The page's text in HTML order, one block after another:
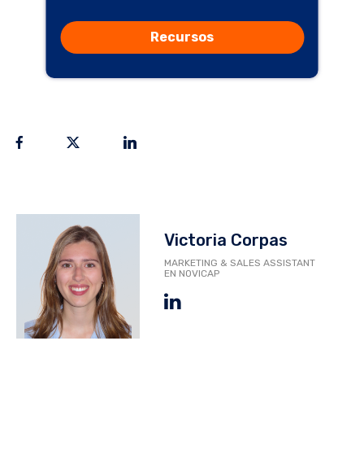
Recursos
Victoria Corpas
MARKETING & SALES ASSISTANT
EN NOVICAP